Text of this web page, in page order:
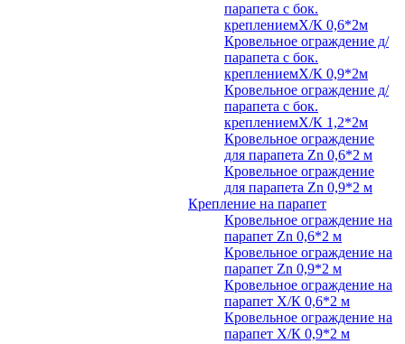
парапета с бок.
креплениемХ/К 0,6*2м
Кровельное ограждение д/
парапета с бок.
креплениемХ/К 0,9*2м
Кровельное ограждение д/
парапета с бок.
креплениемХ/К 1,2*2м
Кровельное ограждение
для парапета Zn 0,6*2 м
Кровельное ограждение
для парапета Zn 0,9*2 м
Крепление на парапет
Кровельное ограждение на
парапет Zn 0,6*2 м
Кровельное ограждение на
парапет Zn 0,9*2 м
Кровельное ограждение на
парапет Х/К 0,6*2 м
Кровельное ограждение на
парапет Х/К 0,9*2 м